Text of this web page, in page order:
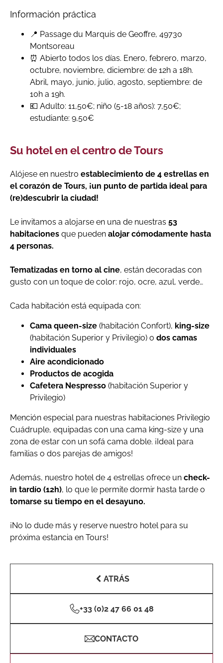
Información práctica
📍 Passage du Marquis de Geoffre, 49730
Montsoreau
⏰ Abierto todos los días. Enero, febrero, marzo,
octubre, noviembre, diciembre: de 12h a 18h.
Abril, mayo, junio, julio, agosto, septiembre: de
10h a 19h.
💶 Adulto: 11,50€; niño (5-18 años): 7,50€;
estudiante: 9,50€
Su hotel en el centro de Tours
Alójese en nuestro establecimiento de 4 estrellas en
el corazón de Tours, ¡un punto de partida ideal para
(re)descubrir la ciudad!
Le invitamos a alojarse en una de nuestras 53
habitaciones que pueden alojar cómodamente hasta
4 personas.
Tematizadas en torno al cine, están decoradas con
gusto con un toque de color: rojo, ocre, azul, verde…
Cada habitación está equipada con:
Cama queen-size (habitación Confort), king-size
(habitación Superior y Privilegio) o dos camas
individuales
Aire acondicionado
Productos de acogida
Cafetera Nespresso (habitación Superior y
Privilegio)
Mención especial para nuestras habitaciones Privilegio
Cuádruple, equipadas con una cama king-size y una
zona de estar con un sofá cama doble. ¡Ideal para
familias o dos parejas de amigos!
Además, nuestro hotel de 4 estrellas ofrece un check-
in tardío (12h), lo que le permite dormir hasta tarde o
tomarse su tiempo en el desayuno.
¡No lo dude más y reserve nuestro hotel para su
próxima estancia en Tours!
ATRÁS
+33 (0)2 47 66 01 48
CONTACTO